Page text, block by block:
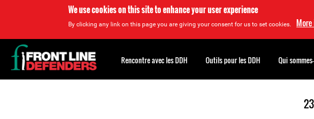
We use cookies on this site to enhance your user experience
By clicking any link on this page you are giving your consent for us to set cookies.
Back
to
top
Rencontre avec les DDH Outils pour les DDH Qui